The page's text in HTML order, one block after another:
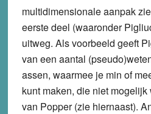
multidimensionale aanpak
eerste deel (waaronder
uitweg. Als voorbeeld geeft
van een aantal
assen, waarmee je min of
kunt maken, die niet
van Popper (zie hiernaast).